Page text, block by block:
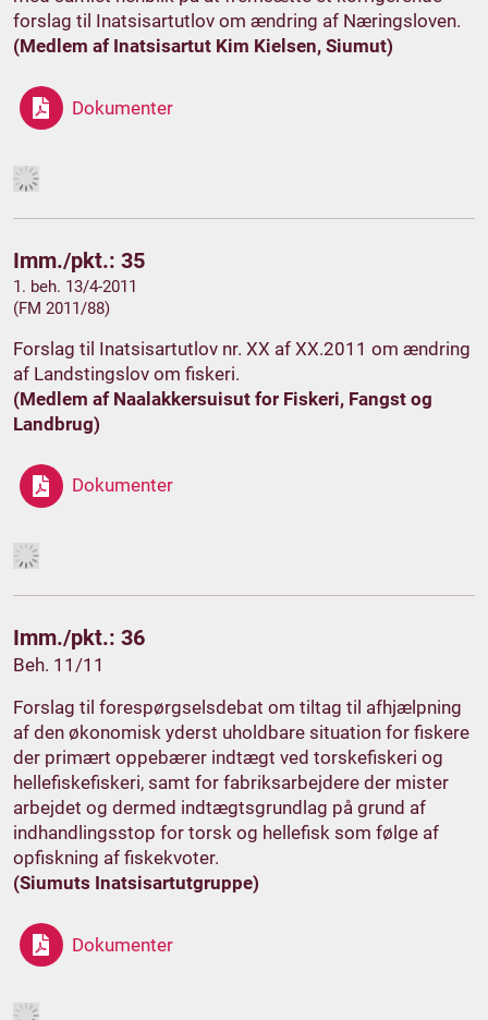
forslag til Inatsisartutlov om ændring af Næringsloven.
(Medlem af Inatsisartut Kim Kielsen, Siumut)
Dokumenter
Imm./pkt.: 35
1. beh. 13/4-2011
(FM 2011/88)
Forslag til Inatsisartutlov nr. XX af XX.2011 om ændring
af Landstingslov om fiskeri.
(Medlem af Naalakkersuisut for Fiskeri, Fangst og
Landbrug)
Dokumenter
Imm./pkt.: 36
Beh. 11/11
Forslag til forespørgselsdebat om tiltag til afhjælpning
af den økonomisk yderst uholdbare situation for fiskere
der primært oppebærer indtægt ved torskefiskeri og
hellefiskefiskeri, samt for fabriksarbejdere der mister
arbejdet og dermed indtægtsgrundlag på grund af
indhandlingsstop for torsk og hellefisk som følge af
opfiskning af fiskekvoter.
(Siumuts Inatsisartutgruppe)
Dokumenter